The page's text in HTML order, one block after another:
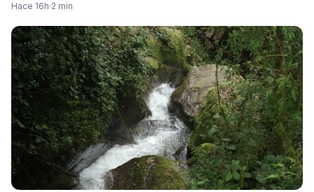
Hace 16h·2 min